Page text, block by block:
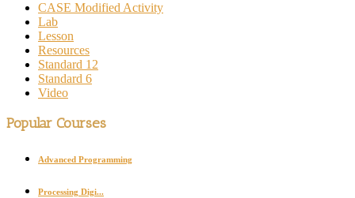
CASE Modified Activity
Lab
Lesson
Resources
Standard 12
Standard 6
Video
Popular Courses
Advanced Programming
Processing Digi...